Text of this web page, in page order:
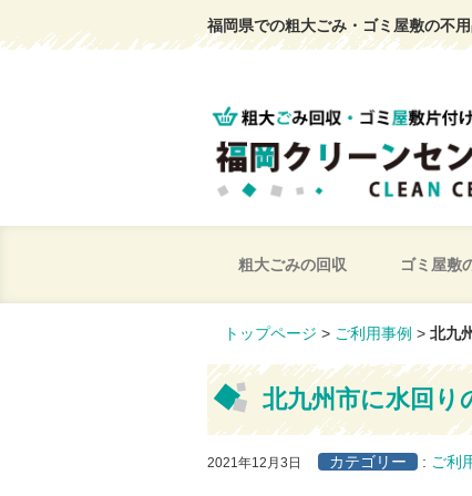
福岡県での粗大ごみ・ゴミ屋敷の不
粗大ごみの回収 ゴミ屋敷
トップページ > ご利用事例 > 北九
北九州市に水回
2021年12月3日 カテゴリー : ご利